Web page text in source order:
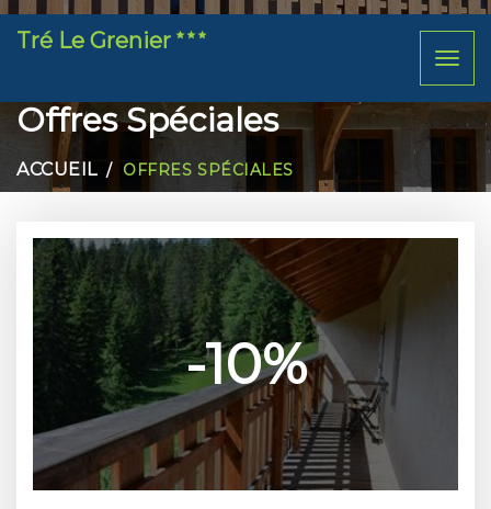
Tré Le Grenier
Offres Spéciales
ACCUEIL OFFRES SPÉCIALES
-10%